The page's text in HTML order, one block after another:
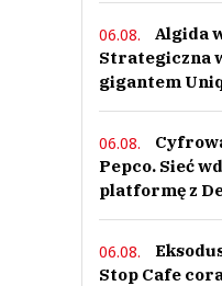
06.08.
Algida
Strategiczna
gigantem
06.08.
Pepco. Sieć
platformę z
06.08.
Stop Cafe